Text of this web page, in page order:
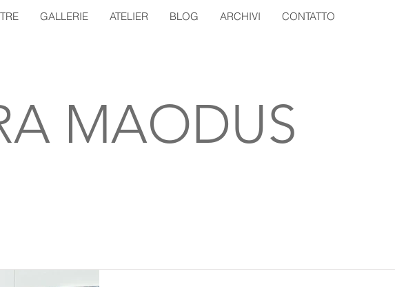
GALLERIE ATELIER BLOG ARCHIVI CONTATTO
MAODUS